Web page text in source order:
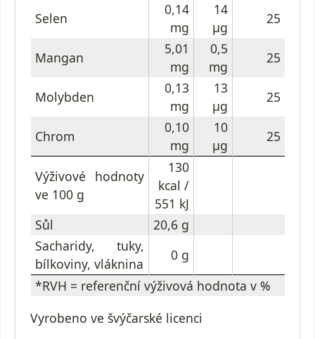
Selen
0,14
mg
14
μg
25
Mangan
5,01
mg
0,5
mg
25
Molybden
0,13
mg
13
μg
25
Chrom
0,10
mg
10
μg
25
Výživové hodnoty
ve 100 g
130
kcal /
551 kJ
Sůl
20,6 g
Sacharidy, tuky,
bílkoviny, vláknina
0 g
*RVH = referenční výživová hodnota v %
Vyrobeno ve švýčarské licenci